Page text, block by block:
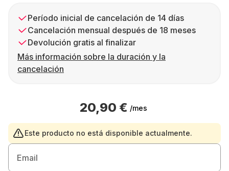
Período inicial de cancelación de 14 días
Cancelación mensual después de 18 meses
Devolución gratis al finalizar
Más información sobre la duración y la
cancelación
20,90 € /mes
Este producto no está disponible actualmente.
Email